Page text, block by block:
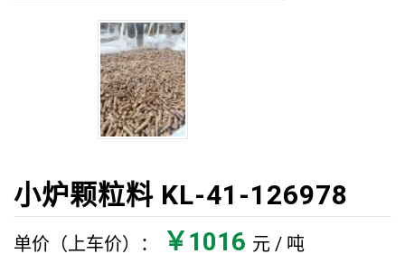
小炉颗粒料 KL-41-126978
单价（上车价）： ￥1016 元 / 吨